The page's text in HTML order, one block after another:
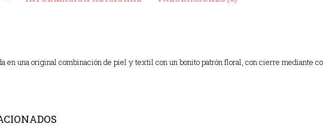
en una original combinación de piel y textil con un bonito patrón floral, con cierre mediante